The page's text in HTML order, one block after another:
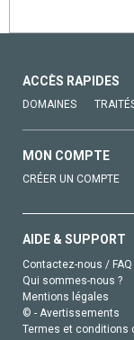
ACCÈS RAPIDES
DOMAINES
MON COMPTE
CRÉER UN COMPTE
AIDE & SUPPORT
Contactez-nous / FAQ
Qui sommes-nous ?
Mentions légales
© - Avertissements
Termes et conditions